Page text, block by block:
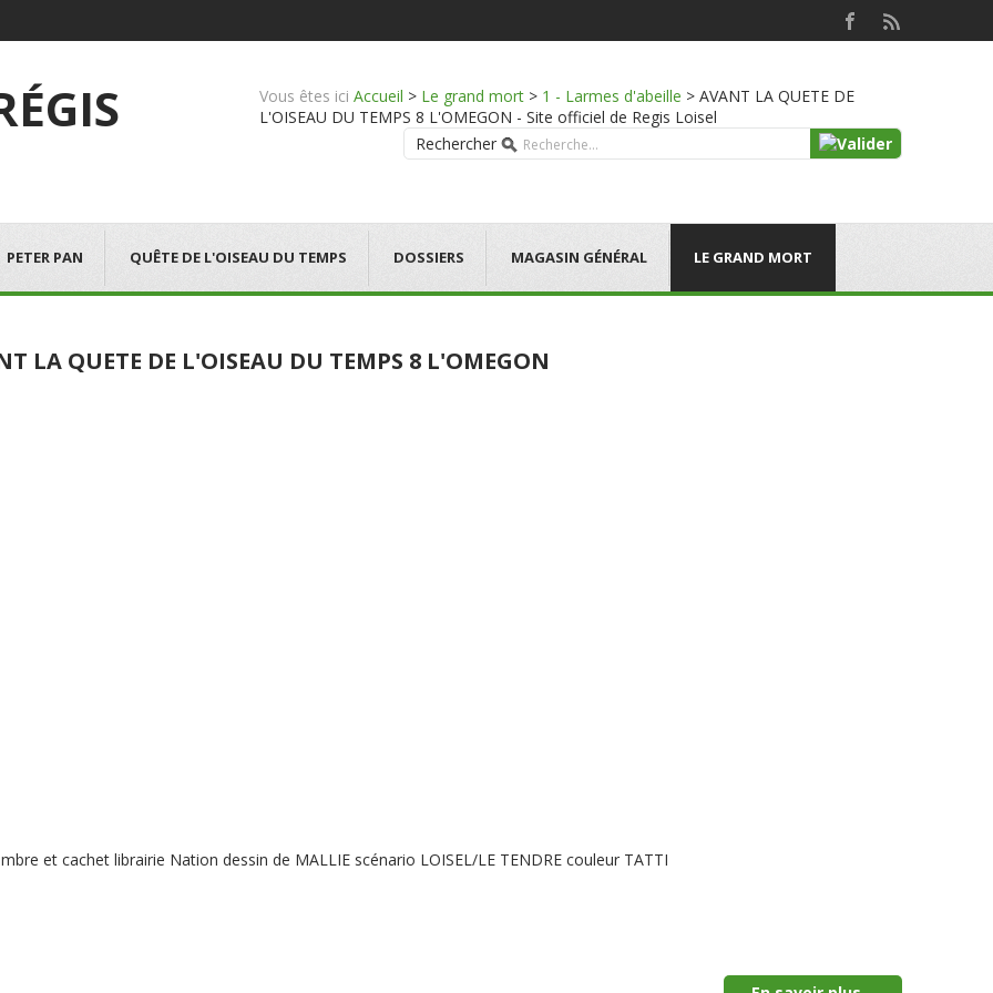
Vous êtes ici Accueil > Le grand mort > 1 - Larmes d'abeille > AVANT LA QUETE DE
L'OISEAU DU TEMPS 8 L'OMEGON - Site officiel de Regis Loisel
Rechercher
PETER PAN QUÊTE DE L'OISEAU DU TEMPS DOSSIERS MAGASIN GÉNÉRAL LE GRAND MORT
LA QUETE DE L'OISEAU DU TEMPS 8 L'OMEGON
et cachet librairie Nation dessin de MALLIE scénario LOISEL/LE TENDRE couleur TATTI